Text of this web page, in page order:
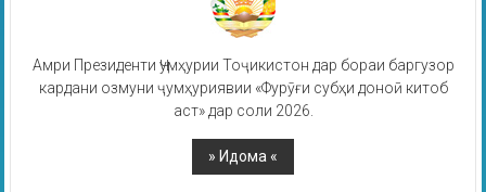
Амри Президенти Ҷумҳурии Тоҷикистон дар бораи баргузор
кардани озмуни ҷумҳуриявии «Фурӯғи субҳи доноӣ китоб
аст» дар соли 2026.